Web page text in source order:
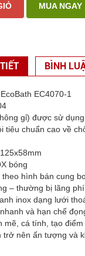
MUA NGAY
BÌNH
EC4070-1
gỉ) được sử
tiêu chuẩn cao về
bóng
hình bán cung
– thường bị lãng phí
inox dạng lưới
và hạn chế
cá tính, tạo điểm
trở nên ấn tượng và